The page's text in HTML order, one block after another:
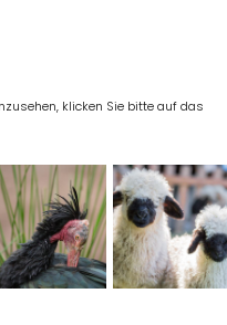
klicken Sie bitte auf das